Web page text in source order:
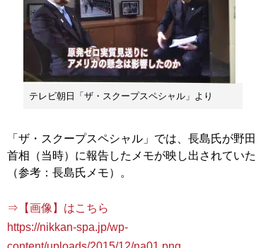
テレビ朝日「ザ・スクープスペシャル」より
「ザ・スクープスペシャル」では、長島氏が野田
首相（当時）に報告したメモが映し出されていた
（参考：長島氏メモ）。
⇒【画像】はこちら
https://nikkan-spa.jp/wp-